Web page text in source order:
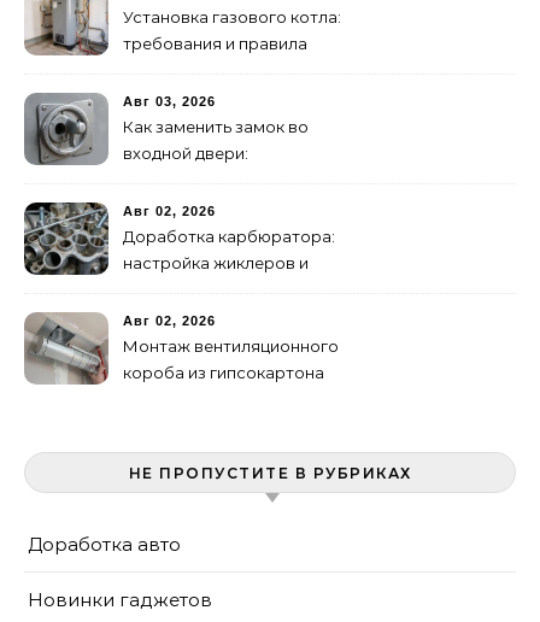
Установка газового котла:
требования и правила
Авг 03, 2026
Как заменить замок во
входной двери:
сувальдный
Авг 02, 2026
Доработка карбюратора:
настройка жиклеров и
Авг 02, 2026
Монтаж вентиляционного
короба из гипсокартона
НЕ ПРОПУСТИТЕ В РУБРИКАХ
Доработка авто
Новинки гаджетов